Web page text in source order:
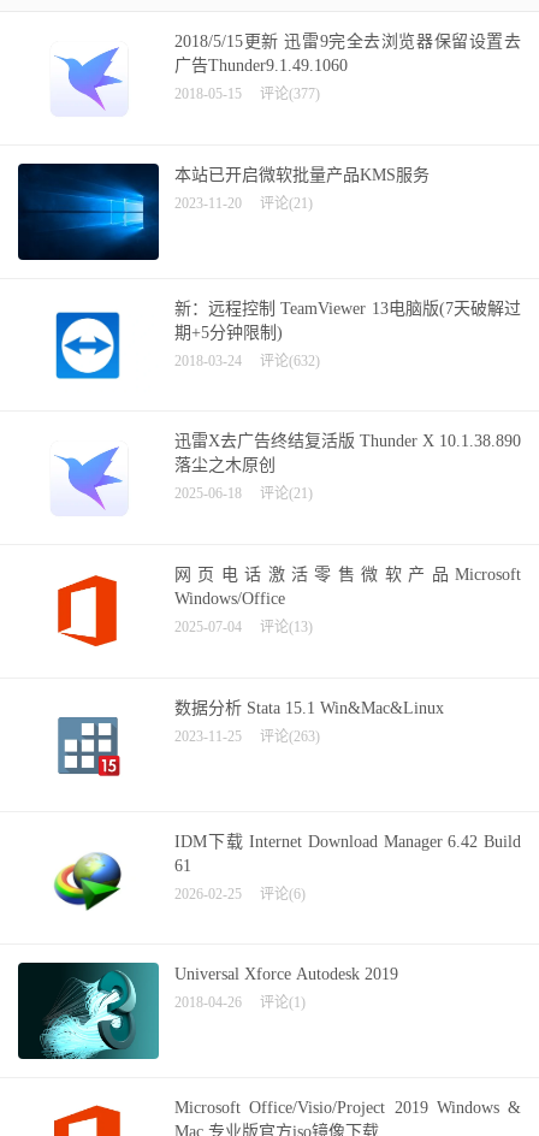
2018/5/15更新 迅雷9完全去浏览器保留设置去
广告Thunder9.1.49.1060
2018-05-15 评论(377)
本站已开启微软批量产品KMS服务
2023-11-20 评论(21)
新：远程控制 TeamViewer 13电脑版(7天破解过
期+5分钟限制)
2018-03-24 评论(632)
迅雷X去广告终结复活版 Thunder X 10.1.38.890
落尘之木原创
2025-06-18 评论(21)
网页电话激活零售微软产品Microsoft
Windows/Office
2025-07-04 评论(13)
数据分析 Stata 15.1 Win&Mac&Linux
2023-11-25 评论(263)
IDM下载 Internet Download Manager 6.42 Build
61
2026-02-25 评论(6)
Universal Xforce Autodesk 2019
2018-04-26 评论(1)
Microsoft Office/Visio/Project 2019 Windows &
Mac 专业版官方iso镜像下载